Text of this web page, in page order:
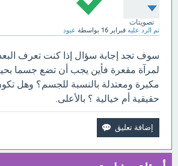
تصويتات
تم الرد عليه فبراير 16 بواسطة عبود
سوف تجد إجابة سؤال إذا كنت تعرف
لمرآة مقعرة فأين يجب أن تضع جسما
مكبرة ومعتدلة بالنسبة للجسم؟ وهل
حقيقية أم خيالية ؟ بالأعلى.